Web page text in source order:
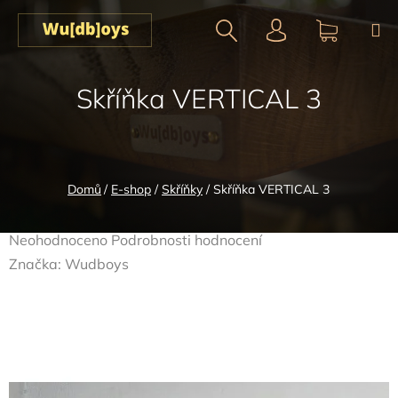
Přejít
obsah
Domů / E-shop / Skříňky / Skříňka VERTICAL 3
Skříňka VERTICAL 3
Průměrné
hodnocení
5
Neohodnoceno Podrobnosti hodnocení
Značka: Wudboys